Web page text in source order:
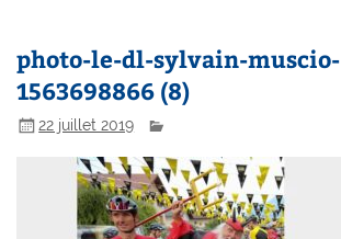
photo-le-dl-sylvain-muscio-
1563698866 (8)
22 juillet 2019